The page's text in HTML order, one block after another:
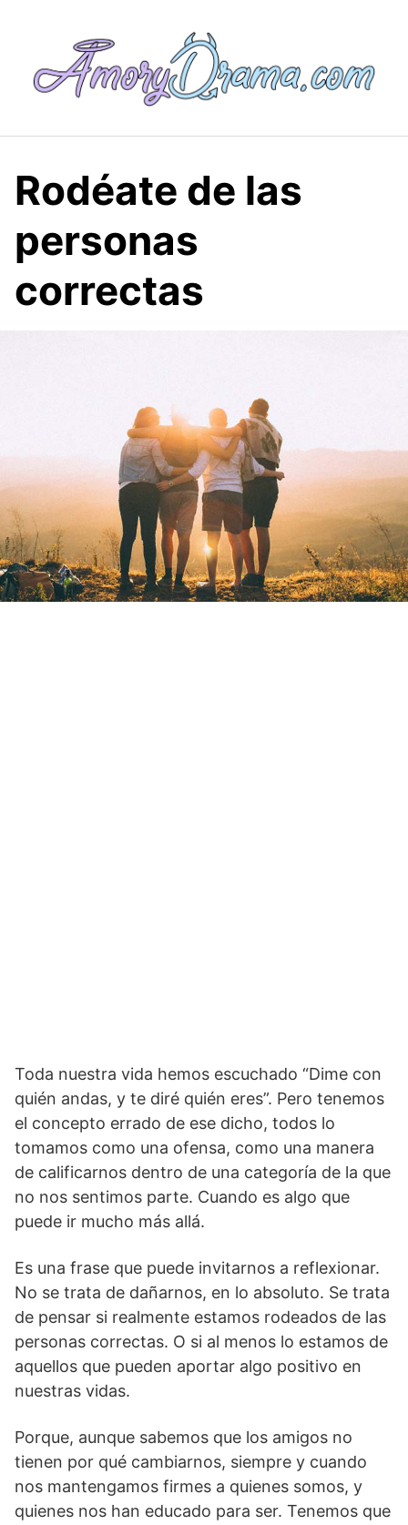
Rodéate de las
personas
correctas
Toda nuestra vida hemos escuchado “Dime con
quién andas, y te diré quién eres”. Pero tenemos
el concepto errado de ese dicho, todos lo
tomamos como una ofensa, como una manera
de calificarnos dentro de una categoría de la que
no nos sentimos parte. Cuando es algo que
puede ir mucho más allá.
Es una frase que puede invitarnos a reflexionar.
No se trata de dañarnos, en lo absoluto. Se trata
de pensar si realmente estamos rodeados de las
personas correctas. O si al menos lo estamos de
aquellos que pueden aportar algo positivo en
nuestras vidas.
Porque, aunque sabemos que los amigos no
tienen por qué cambiarnos, siempre y cuando
nos mantengamos firmes a quienes somos, y
quienes nos han educado para ser. Tenemos que